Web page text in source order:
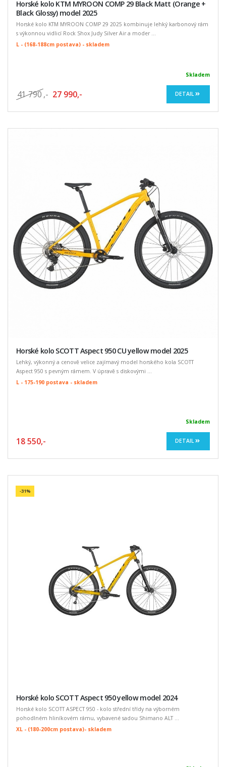
Horské kolo KTM MYROON COMP 29 Black Matt (Orange +
Black Glossy) model 2025
Horské kolo KTM MYROON COMP 29 2025 kombinuje lehký karbonový rám
s výkonnou vidlicí Rock Shox Judy Silver Air a moder ...
L - (168-188cm postava) - skladem
Skladem
41 790 ,- 27 990,- DETAIL
Horské kolo SCOTT Aspect 950 CU yellow model 2025
Lehký, výkonný a cenově velice zajímavý model horského kola SCOTT
Aspect 950 s pevným rámem. V úpravě s diskovými ...
L - 175-190 postava - skladem
Skladem
18 550,- DETAIL
-31%
Horské kolo SCOTT Aspect 950 yellow model 2024
Horské kolo SCOTT ASPECT 950 - kolo střední třídy na výborném
pohodlném hliníkovém rámu, vybavené sadou Shimano ALT ...
XL - (180-200cm postava)- skladem